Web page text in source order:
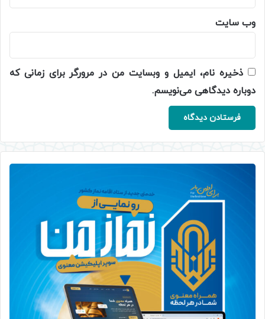
وب‌ سایت
ذخیره نام، ایمیل و وبسایت من در مرورگر برای زمانی که
دوباره دیدگاهی می‌نویسم.